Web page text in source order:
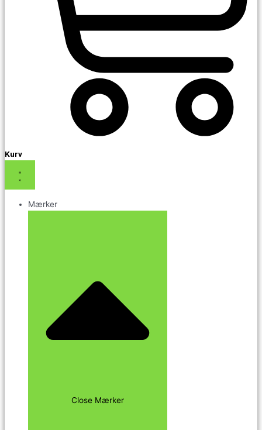
Kurv
Mærker
Close Mærker